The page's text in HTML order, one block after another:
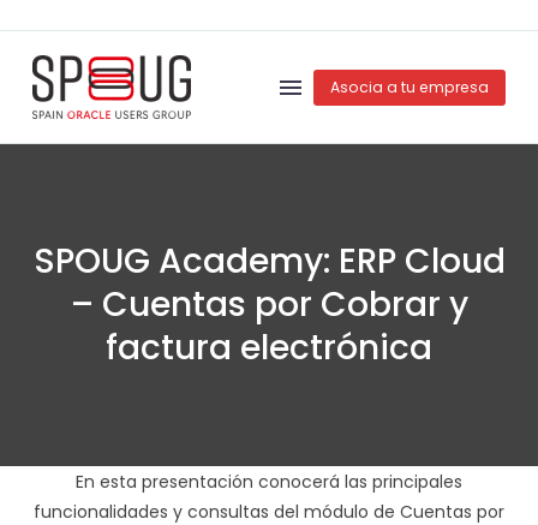
Asocia a tu empresa
SPOUG Academy: ERP Cloud
– Cuentas por Cobrar y
factura electrónica
En esta presentación conocerá las principales
funcionalidades y consultas del módulo de Cuentas por